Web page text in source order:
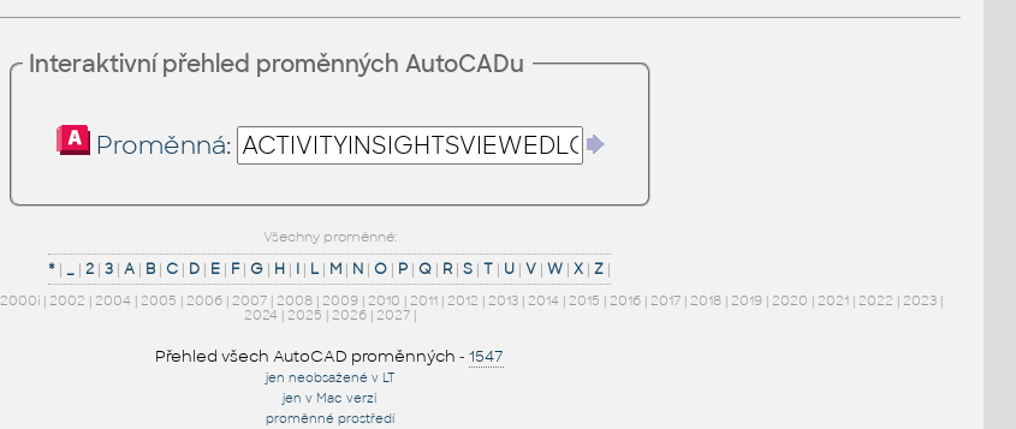
Interaktivní přehled proměnných AutoCADu
Proměnná:
Všechny proměnné:
* | _ |2 |3 |A | B |C | D | E | F|G | H | I | L | M | N |O | P |Q | R |S |T | U |V |W |X |Z |
2000i| 2002 | 2004| 2005 | 2006| 2007| 2008| 2009| 2010 | 2011| 2012 | 2013| 2014| 2015 | 2016| 2017| 2018| 2019| 2020 | 2021| 2022 | 2023|
2024| 2025 | 2026| 2027|
Přehled všech AutoCAD proměnných -1547
jen neobsažené v LT
jen v Mac verzi
proměnné prostředí